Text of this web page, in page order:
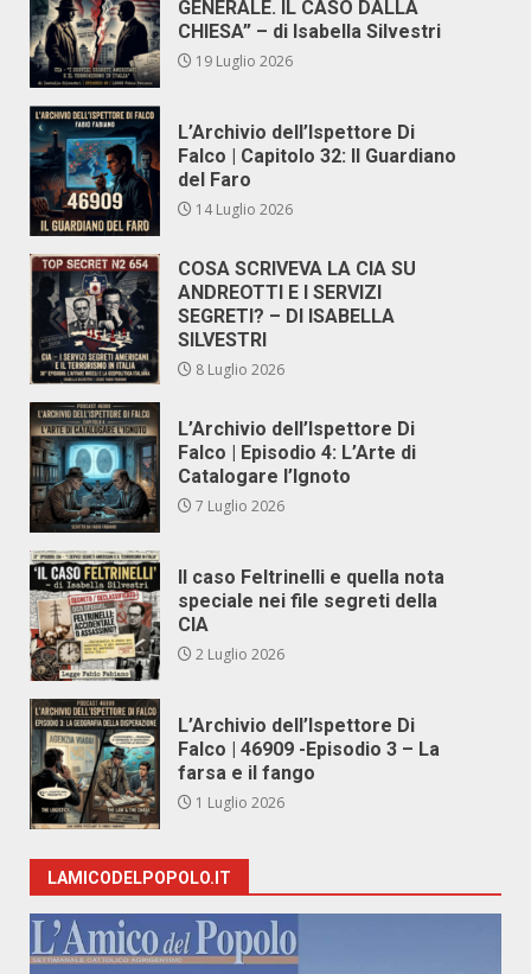
GENERALE. IL CASO DALLA
CHIESA” – di Isabella Silvestri
19 Luglio 2026
L’Archivio dell’Ispettore Di
Falco | Capitolo 32: Il Guardiano
del Faro
14 Luglio 2026
COSA SCRIVEVA LA CIA SU
ANDREOTTI E I SERVIZI
SEGRETI? – DI ISABELLA
SILVESTRI
8 Luglio 2026
L’Archivio dell’Ispettore Di
Falco | Episodio 4: L’Arte di
Catalogare l’Ignoto
7 Luglio 2026
Il caso Feltrinelli e quella nota
speciale nei file segreti della
CIA
2 Luglio 2026
L’Archivio dell’Ispettore Di
Falco | 46909 -Episodio 3 – La
farsa e il fango
1 Luglio 2026
LAMICODELPOPOLO.IT